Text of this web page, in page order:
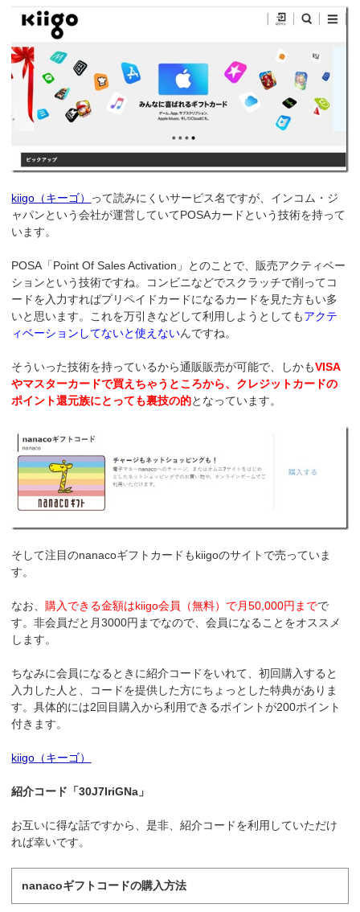
kiigo（キーゴ） って読みにくいサービス名ですが、インコム・ジ
ャパンという会社が運営していてPOSAカードという技術を持って
います。
POSA「Point Of Sales Activation」とのことで、販売アクティベー
ションという技術ですね。コンビニなどでスクラッチで削ってコ
ードを入力すればプリペイドカードになるカードを見た方もい多
いと思います。これを万引きなどして利用しようとしてもアクテ
ィベーションしてないと使えないんですね。
そういった技術を持っているから通販販売が可能で、しかもVISA
やマスターカードで買えちゃうところから、クレジットカードの
ポイント還元族にとっても裏技の的となっています。
そして注目のnanacoギフトカードもkiigoのサイトで売っていま
す。
なお、 購入できる金額はkiigo会員（無料）で月50,000円までで
す。非会員だと月3000円までなので、会員になることをオススメ
します。
ちなみに会員になるときに紹介コードをいれて、初回購入すると
入力した人と、コードを提供した方にちょっとした特典がありま
す。具体的には2回目購入から利用できるポイントが200ポイント
付きます。
kiigo（キーゴ）
紹介コード「30J7IriGNa」
お互いに得な話ですから、是非、紹介コードを利用していただけ
れば幸いです。
nanacoギフトコードの購入方法